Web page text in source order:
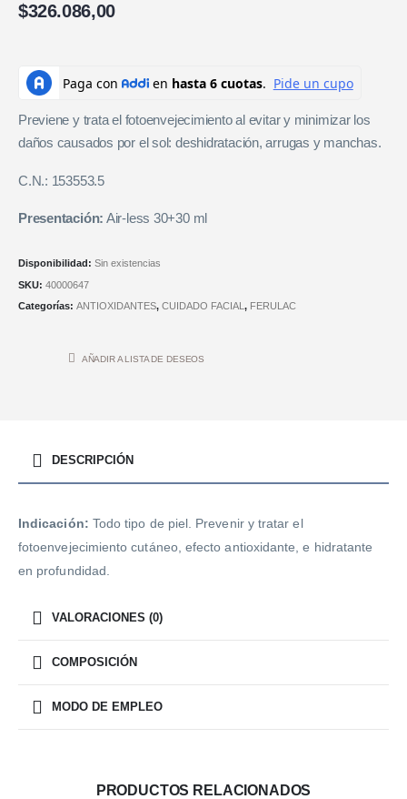
$326.086,00
Previene y trata el fotoenvejecimiento al evitar y minimizar los
daños causados por el sol: deshidratación, arrugas y manchas.
C.N.: 153553.5
Presentación: Air-less 30+30 ml
Disponibilidad: Sin existencias
SKU: 40000647
Categorías: ANTIOXIDANTES, CUIDADO FACIAL , FERULAC
AÑADIR A LISTA DE DESEOS
DESCRIPCIÓN
Indicación: Todo tipo de piel. Prevenir y tratar el
fotoenvejecimiento cutáneo, efecto antioxidante, e hidratante
en profundidad.
VALORACIONES (0)
COMPOSICIÓN
MODO DE EMPLEO
PRODUCTOS RELACIONADOS